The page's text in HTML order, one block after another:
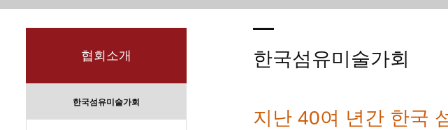
협회소개
한국섬유미술가회
한국섬유미술가회
지난 40여 년간 한국